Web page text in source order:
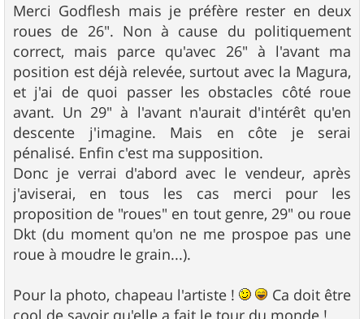
Merci Godflesh mais je préfère rester en deux
roues de 26". Non à cause du politiquement
correct, mais parce qu'avec 26" à l'avant ma
position est déjà relevée, surtout avec la Magura,
et j'ai de quoi passer les obstacles côté roue
avant. Un 29" à l'avant n'aurait d'intérêt qu'en
descente j'imagine. Mais en côte je serai
pénalisé. Enfin c'est ma supposition.
Donc je verrai d'abord avec le vendeur, après
j'aviserai, en tous les cas merci pour les
proposition de "roues" en tout genre, 29" ou roue
Dkt (du moment qu'on ne me prospoe pas une
roue à moudre le grain...).
Pour la photo, chapeau l'artiste !
Ca doit être